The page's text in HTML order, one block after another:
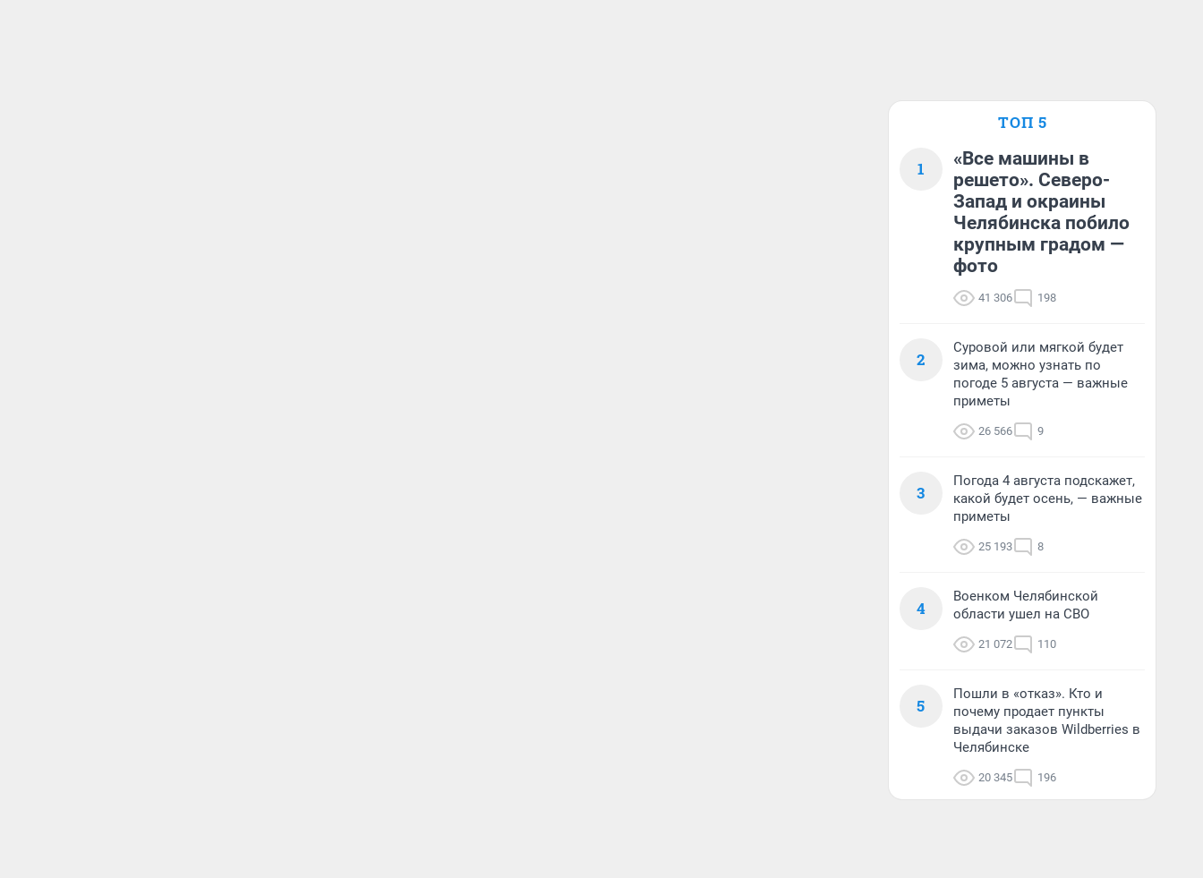
ТОП 5
1
«Все машины в
решето». Северо-
Запад и окраины
Челябинска побило
крупным градом —
фото
41 306 198
2
Суровой или мягкой будет
зима, можно узнать по
погоде 5 августа — важные
приметы
26 566 9
3
Погода 4 августа подскажет,
какой будет осень, — важные
приметы
25 193 8
4
Военком Челябинской
области ушел на СВО
21 072 110
5
Пошли в «отказ». Кто и
почему продает пункты
выдачи заказов Wildberries в
Челябинске
20 345 196